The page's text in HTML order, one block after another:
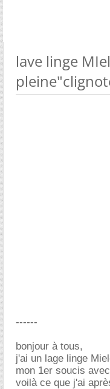
lave linge
------
bonjour à tous,
j'ai un lage linge
mon 1er soucis
voilà ce que j'ai